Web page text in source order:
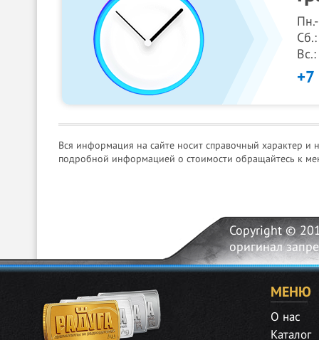
Вся информация на сайте носит справочный характер и
подробной информацией о стоимости обращайтесь к
Copyright ©
оригинал
МЕНЮ
О нас
Каталог